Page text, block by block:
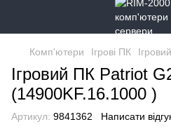
Комп'ютери Ігрові ПК
Ігровий ПК Patriot
(14900KF.16.1000 )
Артикул: 9841362 Написати